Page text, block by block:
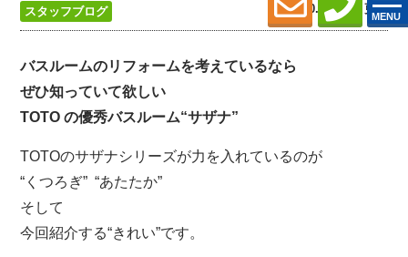
MENU
スタッフブログ 2021.10.30 (Sat) 更新
バスルームのリフォームを考えているなら
ぜひ知っていて欲しい
TOTO の優秀バスルーム“サザナ”
TOTOのサザナシリーズが力を入れているのが
“くつろぎ” “あたたか”
そして
今回紹介する“きれい”です。